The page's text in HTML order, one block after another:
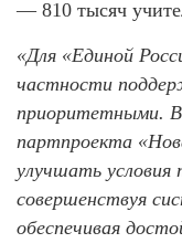
— 810 тысяч
«Для «Единой
частности
приоритетными.
партпроекта
улучшать условия
совершенствуя
обеспечивая